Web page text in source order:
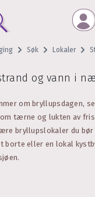
Søk Lokaler
og vann i
om bryllupsdagen,
tærne og lukten av
bryllupslokaler du bør
borte eller en lokal